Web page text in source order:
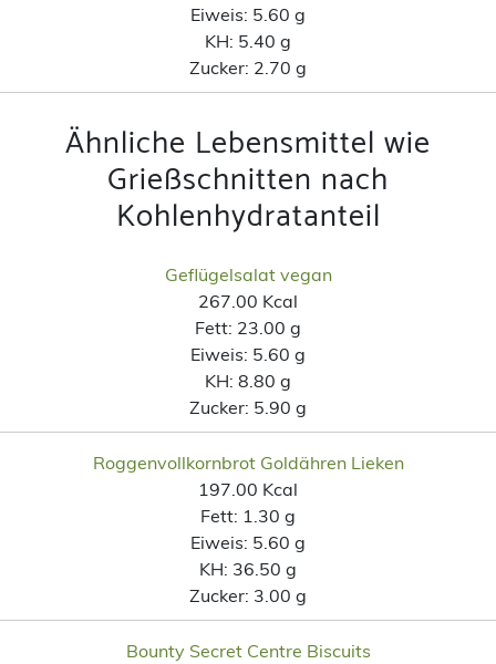
Eiweis: 5.60 g
KH: 5.40 g
Zucker: 2.70 g
Ähnliche Lebensmittel wie
Grießschnitten nach
Kohlenhydratanteil
Geflügelsalat vegan
267.00 Kcal
Fett: 23.00 g
Eiweis: 5.60 g
KH: 8.80 g
Zucker: 5.90 g
Roggenvollkornbrot Goldähren Lieken
197.00 Kcal
Fett: 1.30 g
Eiweis: 5.60 g
KH: 36.50 g
Zucker: 3.00 g
Bounty Secret Centre Biscuits